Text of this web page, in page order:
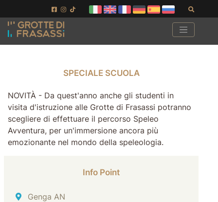
Vai ai contenuti della pagina
Vai al pié di pagina
SPECIALE SCUOLA
NOVITÀ - Da quest'anno anche gli studenti in
visita d'istruzione alle Grotte di Frasassi potranno
scegliere di effettuare il percorso Speleo
Avventura, per un'immersione ancora più
emozionante nel mondo della speleologia.
Info Point
Indirizzo
Genga AN